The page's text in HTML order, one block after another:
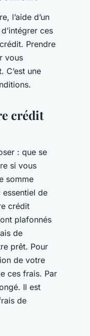
l’aide d’un
ces
Prendre
vous
C’est une
crédit
: que se
si vous
somme
de
crédit
plafonnés
de
prêt. Pour
de votre
ces frais. Par
Il est
de